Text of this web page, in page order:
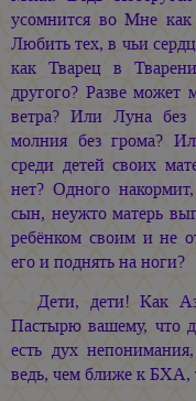
усомнится во Мне
Любить тех, в чьи
как Тварец в
другого? Разве может
ветра? Или Луна
молния без грома?
среди детей своих
нет? Одного
сын, неужто матерь
ребёнком своим и не
его и поднять на ноги?
Дети, дети! Как
Пастырю вашему, что
есть дух
ведь, чем ближе к БХА,